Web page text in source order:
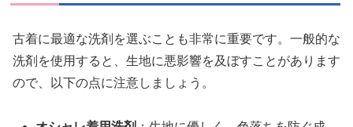
古着に最適な洗剤を選ぶことも非常に重要です。一般的な
洗剤を使用すると、生地に悪影響を及ぼすことがあります
ので、以下の点に注意しましょう。